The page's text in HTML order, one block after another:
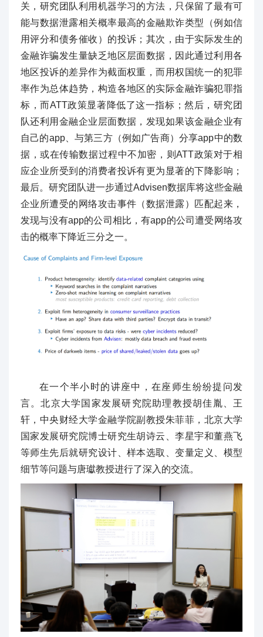
关，研究团队利用机器学习的方法，只保留了最有可
能与数据泄露相关概率最高的金融欺诈类型（例如信
用评分和债务催收）的投诉；其次，由于实际发生的
金融诈骗发生量缺乏地区层面数据，因此通过利用各
地区投诉的差异作为截面权重，而用权国统一的犯罪
率作为总体趋势，构造各地区的实际金融诈骗犯罪指
标，而ATT政策显著降低了这一指标；然后，研究团
队还利用金融企业层面数据，发现如果该金融企业有
自己的app、与第三方（例如广告商）分享app中的数
据，或在传输数据过程中不加密，则ATT政策对于相
应企业所受到的消费者投诉有更为显著的下降影响；
最后。研究团队进一步通过Advisen数据库将这些金融
企业所遭受的网络攻击事件（数据泄露）匹配起来，
发现与没有app的公司相比，有app的公司遭受网络攻
击的概率下降近三分之一。
在一个半小时的讲座中，在座师生纷纷提问发
言。北京大学国家发展研究院助理教授胡佳胤、王
轩，中央财经大学金融学院副教授朱菲菲，北京大学
国家发展研究院博士研究生胡诗云、李星宇和董燕飞
等师生先后就研究设计、样本选取、变量定义、模型
细节等问题与唐瓛教授进行了深入的交流。